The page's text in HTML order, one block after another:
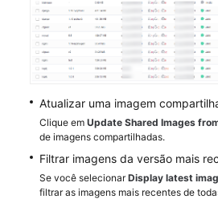
containers
Desativação
proteção
de
Imagens
Atualizar uma imagem
Clique em Update Shared Images
de imagens compartilhadas.
Filtrar imagens da versão mais
Se você selecionarDisplay latest
filtrar as imagens mais recentes de